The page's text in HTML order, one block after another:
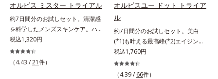
オルビス ミスター トライアル
約7日間分のお試しセット。清潔感
を科学したメンズスキンケア。ハ
リ・ツヤのある、好印象な清潔透明
肌(*1)へ。オルビス ミスターは、男
性の清潔感、爽やかさ、若々しさの
税込1,320円
（4.43 /21件）
オルビスユー ドット トライア
ル
約7日間分のお試しセット。美白
(*1)も叶える最高峰(*2)エイジング
ケア(*3)。ハリも透明感(*4)も結果
主義。年齢サイン(*5)の因子に着目
した肌科学エイジングケア(*3)シリ
税込1,760円
（4.39 / 66件）